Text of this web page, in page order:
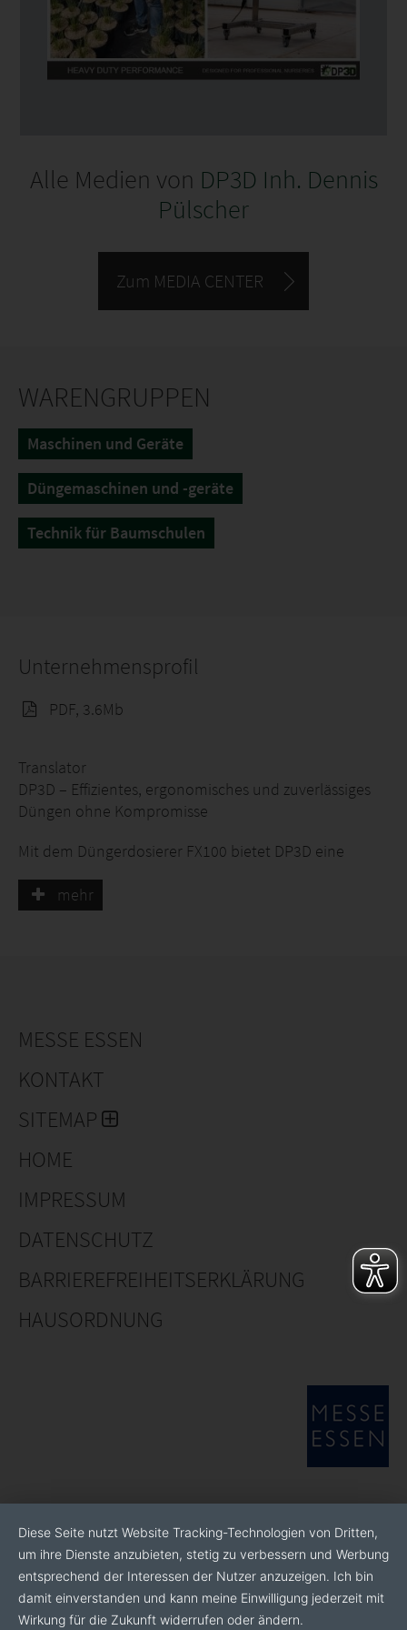
Alle Medien von DP3D Inh. Dennis
Pülscher
Zum MEDIA CENTER
WARENGRUPPEN
Maschinen und Geräte
Düngemaschinen und -geräte
Technik für Baumschulen
Unternehmensprofil
PDF, 3.6Mb
Translator
DP3D – Effizientes, ergonomisches und zuverlässiges
Düngen ohne Kompromisse
Mit dem Düngerdosierer FX100 bietet DP3D eine
und Gartenbau – mobil oder stationär einsetzbar.
Leicht, ergonomisch und wartungsfreundlich sorgt er
FX100 passt sich Ihrem Bedarf an. Mit DP3D setzen Sie
auf effizientes, ergonomisches und zuverlässiges
Düngen ohne Kompromisse.
Mehr Informationen:
https://www.instagram.com/dp3d_by_dennis/
www.dp3d.de
mehr
MESSE ESSEN
KONTAKT
SITEMAP
HOME
IMPRESSUM
DATENSCHUTZ
BARRIEREFREIHEITSERKLÄRUNG
HAUSORDNUNG
Diese Seite nutzt Website Tracking-Technologien von Dritten,
um ihre Dienste anzubieten, stetig zu verbessern und Werbung
entsprechend der Interessen der Nutzer anzuzeigen. Ich bin
damit einverstanden und kann meine Einwilligung jederzeit mit
Wirkung für die Zukunft widerrufen oder ändern.